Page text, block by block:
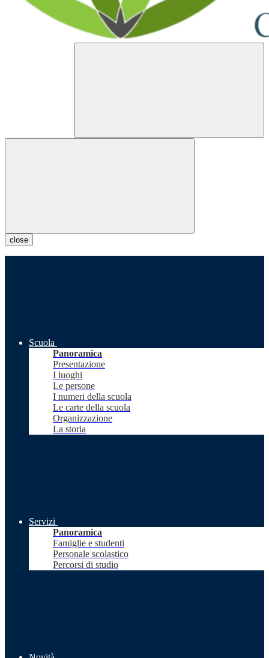
close
Scuola
Panoramica
Presentazione
I luoghi
Le persone
I numeri della scuola
Le carte della scuola
Organizzazione
La storia
Servizi
Panoramica
Famiglie e studenti
Personale scolastico
Percorsi di studio